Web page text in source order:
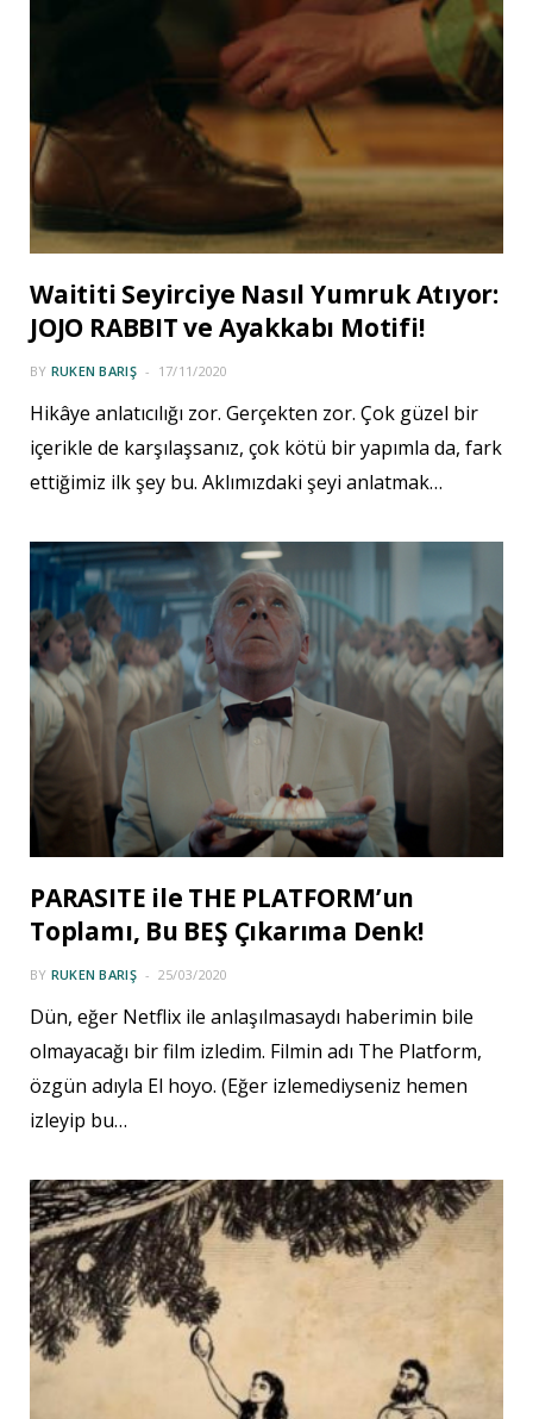
Waititi Seyirciye Nasıl Yumruk Atıyor:
JOJO RABBIT ve Ayakkabı Motifi!
BY RUKEN BARIŞ 17/11/2020
Hikâye anlatıcılığı zor. Gerçekten zor. Çok güzel bir
içerikle de karşılaşsanız, çok kötü bir yapımla da, fark
ettiğimiz ilk şey bu. Aklımızdaki şeyi anlatmak…
PARASITE ile THE PLATFORM’un
Toplamı, Bu BEŞ Çıkarıma Denk!
BY RUKEN BARIŞ 25/03/2020
Dün, eğer Netflix ile anlaşılmasaydı haberimin bile
olmayacağı bir film izledim. Filmin adı The Platform,
özgün adıyla El hoyo. (Eğer izlemediyseniz hemen
izleyip bu…